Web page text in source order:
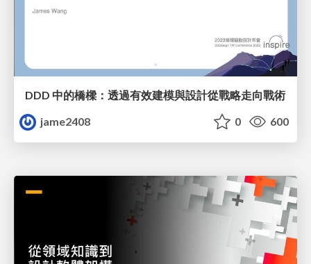
DDD 中的橋樑：透過有效建模與設計從戰略走向戰術
jame2408
0 600